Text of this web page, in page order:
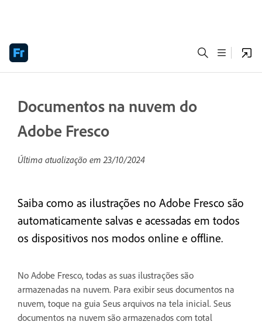
Documentos na nuvem do
Adobe Fresco
Última atualização em23/10/2024
Saiba como as ilustrações no Adobe Fresco são
automaticamente salvas e acessadas em todos
os dispositivos nos modos online e offline.
No Adobe Fresco, todas as suas ilustrações são
armazenadas na nuvem. Para exibir seus documentos na
nuvem, toque na guia Seus arquivos na tela inicial. Seus
documentos na nuvem são armazenados com total